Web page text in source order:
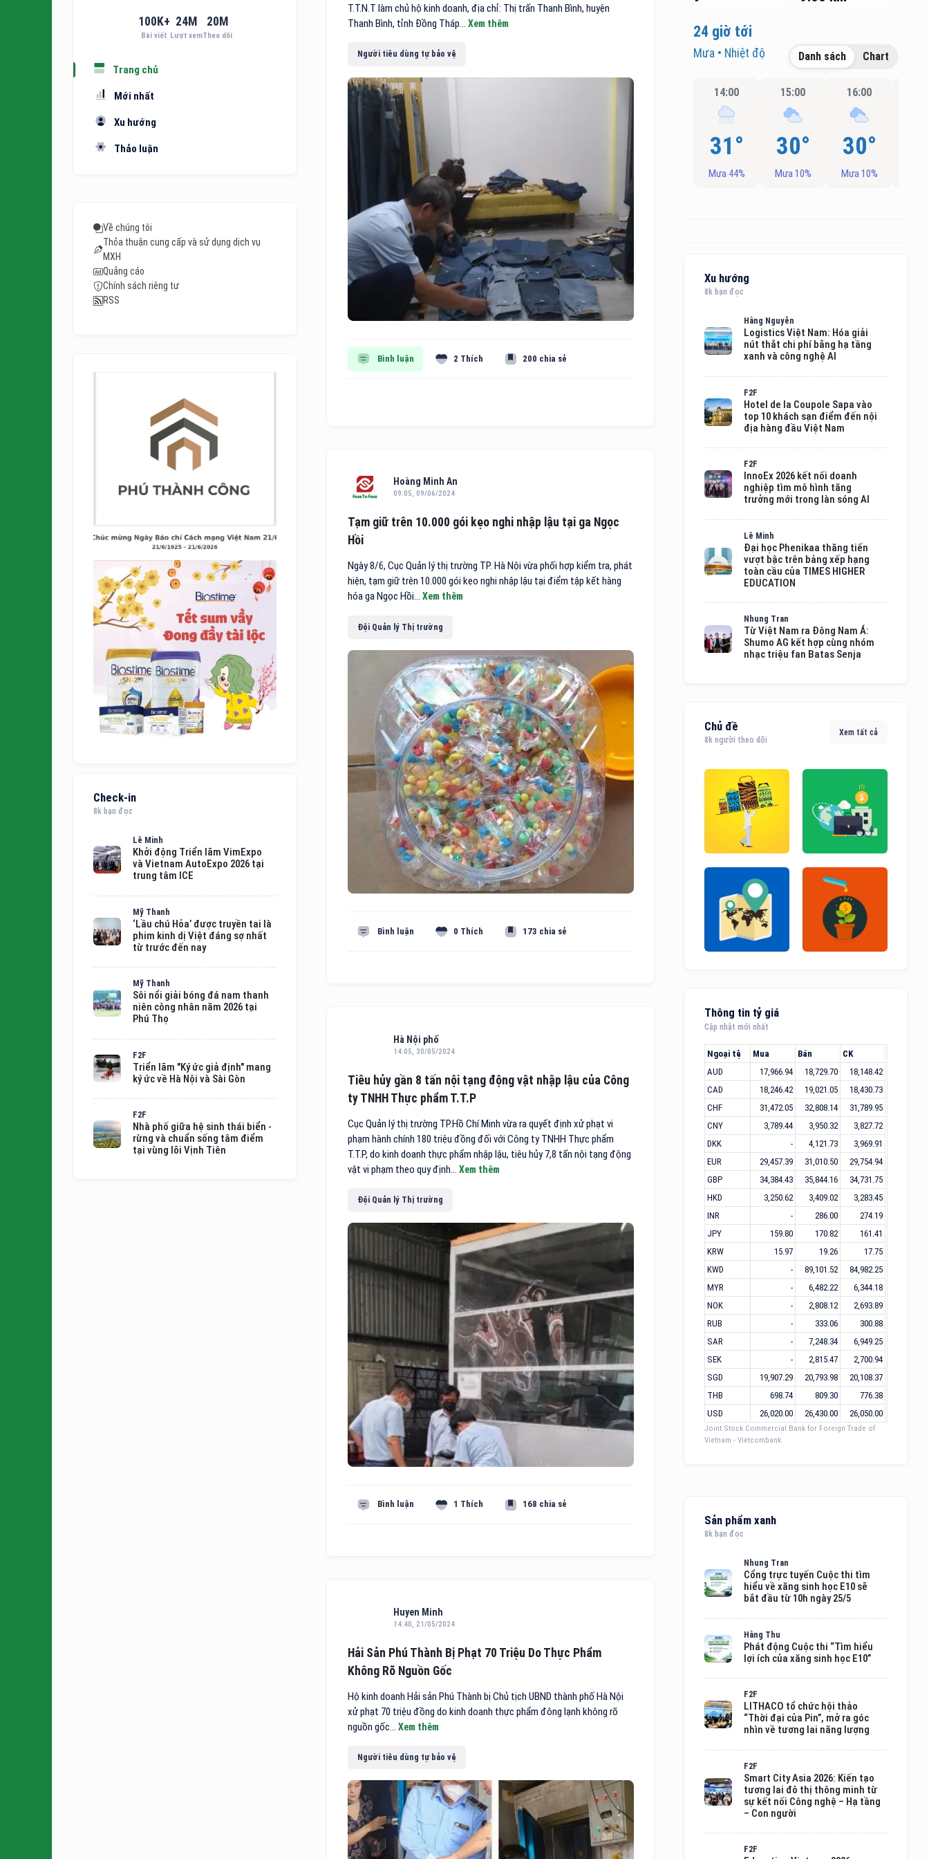
100 K+
Bài viết
24M
Lượt xem
20 M
Theo dõi
Trang chủ
Mới nhất
Xu hướng
Thảo luận
Về chúng tôi
Thỏa thuận cung cấp và sử dụng dịch vụ
MXH
Quảng cáo
Chính sách riêng tư
RSS
Check-in
8k bạn đọc
Lê Minh
Khởi động Triển lãm VimExpo
và Vietnam AutoExpo 2026 tại
trung tâm ICE
Mỹ Thanh
‘Lầu chú Hỏa’ được truyền tai là
phim kinh dị Việt đáng sợ nhất
từ trước đến nay
Mỹ Thanh
Sôi nổi giải bóng đá nam thanh
niên công nhân năm 2026 tại
Phú Thọ
F2F
Triển lãm "Ký ức giả định" mang
ký ức về Hà Nội và Sài Gòn
F2F
Nhà phố giữa hệ sinh thái biển -
rừng và chuẩn sống tâm điểm
tại vùng lõi Vịnh Tiên
T.T.N.T làm chủ hộ kinh doanh, địa chỉ: Thị trấn Thanh Bình, huyện
Thanh Bình, tỉnh Đồng Tháp... Xem thêm
Người tiêu dùng tự bảo vệ
Bình luận 2 Thích 200 chia sẻ
Hoàng Minh An
09:05, 09/06/2024
Tạm giữ trên 10.000 gói kẹo nghi nhập lậu tại ga Ngọc
Hồi
Ngày 8/6, Cục Quản lý thị trường TP. Hà Nội vừa phối hợp kiểm tra, phát
hiện, tạm giữ trên 10.000 gói kẹo nghi nhập lậu tại điểm tập kết hàng
hóa ga Ngọc Hồi... Xem thêm
Đội Quản lý Thị trường
Bình luận 0 Thích 173 chia sẻ
Hà Nội phố
14:05, 30/05/2024
Tiêu hủy gần 8 tấn nội tạng động vật nhập lậu của Công
ty TNHH Thực phẩm T.T.P
Cục Quản lý thị trường TP.Hồ Chí Minh vừa ra quyết định xử phạt vi
phạm hành chính 180 triệu đồng đối với Công ty TNHH Thực phẩm
T.T.P, do kinh doanh thực phẩm nhập lậu, tiêu hủy 7,8 tấn nội tạng động
vật vi phạm theo quy định... Xem thêm
Đội Quản lý Thị trường
Bình luận 1 Thích 168 chia sẻ
Huyen Minh
14:40, 21/05/2024
Hải Sản Phú Thành Bị Phạt 70 Triệu Do Thực Phẩm
Không Rõ Nguồn Gốc
Hộ kinh doanh Hải sản Phú Thành bị Chủ tịch UBND thành phố Hà Nội
xử phạt 70 triệu đồng do kinh doanh thực phẩm đông lạnh không rõ
nguồn gốc... Xem thêm
Người tiêu dùng tự bảo vệ
24 giờ tới
Mưa • Nhiệt độ Danh sách Chart
14:00
31°
Mưa 44%
15:00
30°
Mưa 10%
16:00
30°
Mưa 10%
Xu hướng
8k bạn đọc
Hằng Nguyễn
Logistics Việt Nam: Hóa giải
nút thắt chi phí bằng hạ tầng
xanh và công nghệ AI
F2F
Hotel de la Coupole Sapa vào
top 10 khách sạn điểm đến nội
địa hàng đầu Việt Nam
F2F
InnoEx 2026 kết nối doanh
nghiệp tìm mô hình tăng
trưởng mới trong làn sóng AI
Lê Minh
Đại học Phenikaa thăng tiến
vượt bậc trên bảng xếp hạng
toàn cầu của TIMES HIGHER
EDUCATION
Nhung Tran
Từ Việt Nam ra Đông Nam Á:
Shumo AG kết hợp cùng nhóm
nhạc triệu fan Batas Senja
Chủ đề
8k người theo dõi
Xem tất cả
Thông tin tỷ giá
Cập nhật mới nhất
Ngoại tệ Mua Bán
CK
AUD
17,966.94 18,729.70
18,148.42
CAD
18,246.42 19,021.05
18,430.73
CHF
31,472.05 32,808.14
31,789.95
CNY
3,789.44 3,950.32
3,827.72
DKK
- 4,121.73
3,969.91
EUR
29,457.39 31,010.50
29,754.94
GBP
34,384.43 35,844.16
34,731.75
HKD
3,250.62 3,409.02
3,283.45
INR
- 286.00
274.19
JPY
159.80 170.82
161.41
KRW
15.97 19.26
17.75
KWD
- 89,101.52
84,982.25
MYR
- 6,482.22
6,344.18
NOK
- 2,808.12
2,693.89
RUB
- 333.06
300.88
SAR
- 7,248.34
6,949.25
SEK
- 2,815.47
2,700.94
SGD
19,907.29 20,793.98
20,108.37
THB
698.74 809.30
776.38
USD
26,020.00 26,430.00 26,050.00
Joint Stock Commercial Bank for Foreign Trade of
Vietnam - Vietcombank
Sản phẩm xanh
8k bạn đọc
Nhung Tran
Cổng trực tuyến Cuộc thi tìm
hiểu về xăng sinh học E10 sẽ
bắt đầu từ 10h ngày 25/5
Hằng Thu
Phát động Cuộc thi “Tìm hiểu
lợi ích của xăng sinh học E10”
F2F
LITHACO tổ chức hội thảo
“Thời đại của Pin”, mở ra góc
nhìn về tương lai năng lượng
F2F
Smart City Asia 2026: Kiến tạo
tương lai đô thị thông minh từ
sự kết nối Công nghệ – Hạ tầng
– Con người
F2F